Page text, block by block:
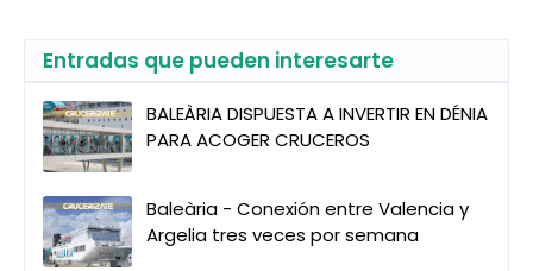
Entradas que pueden interesarte
BALEÀRIA DISPUESTA A INVERTIR EN DÉNIA
PARA ACOGER CRUCEROS
Baleària - Conexión entre Valencia y
Argelia tres veces por semana